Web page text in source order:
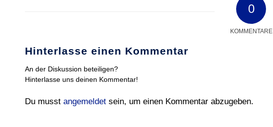
0
KOMMENTARE
Hinterlasse einen Kommentar
An der Diskussion beteiligen?
Hinterlasse uns deinen Kommentar!
Du musst angemeldet sein, um einen Kommentar abzugeben.